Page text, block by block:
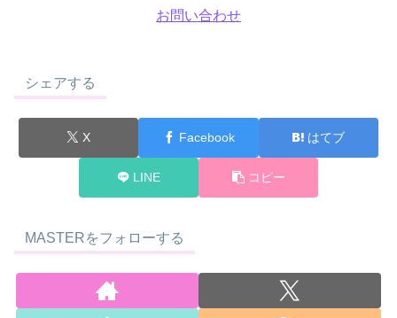
お問い合わせ
シェアする
X Facebook はてブ
LINE コピー
MASTERをフォローする